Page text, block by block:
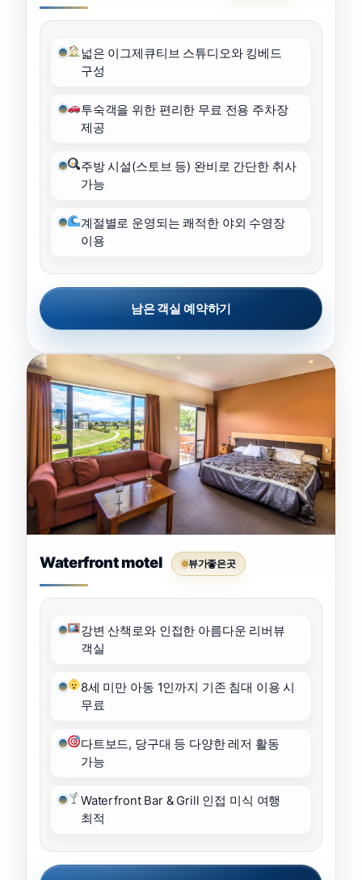
넓은 이그제큐티브 스튜디오와 킹베드
구성
투숙객을 위한 편리한 무료 전용 주차장
제공
주방 시설(스토브 등) 완비로 간단한 취사
가능
계절별로 운영되는 쾌적한 야외 수영장
이용
남은 객실 예약하기
Waterfront motel 뷰가좋은곳
강변 산책로와 인접한 아름다운 리버뷰
객실
8세 미만 아동 1인까지 기존 침대 이용 시
무료
다트보드, 당구대 등 다양한 레저 활동
가능
Waterfront Bar & Grill 인접 미식 여행
최적